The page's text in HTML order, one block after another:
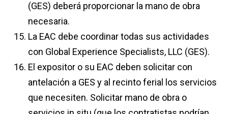
(GES) deberá proporcionar la mano de obra
necesaria.
La EAC debe coordinar todas sus actividades
con Global Experience Specialists, LLC (GES).
El expositor o su EAC deben solicitar con
antelación a GES y al recinto ferial los servicios
que necesiten. Solicitar mano de obra o